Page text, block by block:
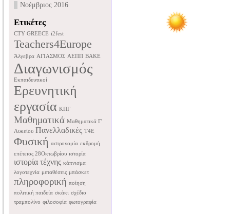
Νοέμβριος 2016
Ετικέτες
CTY GREECE i2fest
Teachers4Europe
Άλγεβρα ΑΓΙΑΣΜΟΣ ΑΕΠΠ ΒΑΚΕ
Διαγωνισμός
Εκπαιδευτικοί
Ερευνητική
εργασία ΚΠΓ
Μαθηματικά Μαθηματικά Γ'
Λυκείου Πανελλαδικές Τ4Ε
Φυσική αστρονομία εκδρομή
επέτειος 28Οκτωβρίου ιστορία
ιστορία τέχνης κάπνισμα
λογοτεχνία μεταθέσεις μπάσκετ
πληροφορική ποίηση
πολιτική παιδεία σκάκι σχέδιο
τραμπολίνο φιλοσοφία φωτογραφία